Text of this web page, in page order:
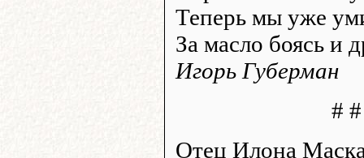
Теперь мы уже
За масло боясь и
Игорь Губерман
#
Отец Илона